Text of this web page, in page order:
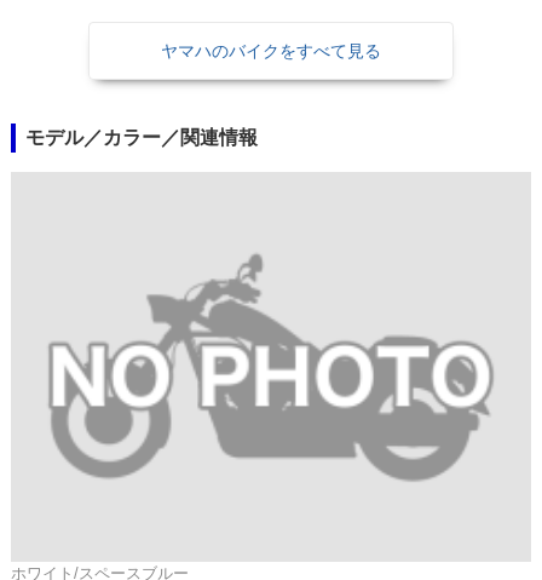
ヤマハのバイクをすべて見る
モデル／カラー／関連情報
ホワイト/スペースブルー